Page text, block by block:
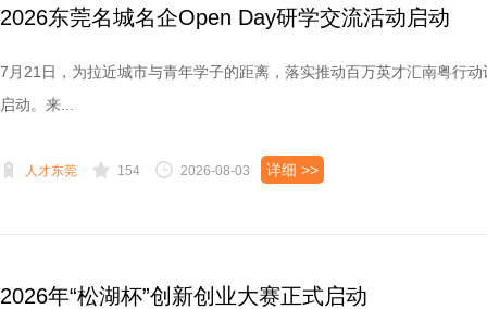
2026东莞名城名企Open Day研学交流活动启动
7月21日，为拉近城市与青年学子的距离，落实推动百万英才汇南粤行
启动。来...
人才东莞 154 2026-08-03 详细 >>
2026年“松湖杯”创新创业大赛正式启动